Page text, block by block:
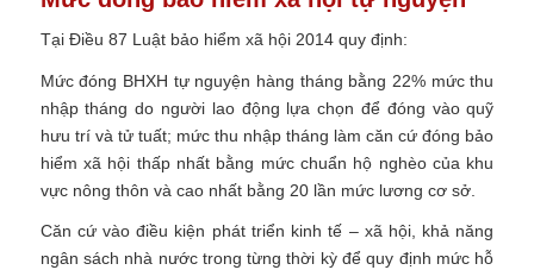
Tại Điều 87 Luật bảo hiểm xã hội 2014 quy định:
Mức đóng BHXH tự nguyện hàng tháng bằng 22% mức thu
nhập tháng do người lao động lựa chọn để đóng vào quỹ
hưu trí và tử tuất; mức thu nhập tháng làm căn cứ đóng bảo
hiểm xã hội thấp nhất bằng mức chuẩn hộ nghèo của khu
vực nông thôn và cao nhất bằng 20 lần mức lương cơ sở.
Căn cứ vào điều kiện phát triển kinh tế – xã hội, khả năng
ngân sách nhà nước trong từng thời kỳ để quy định mức hỗ